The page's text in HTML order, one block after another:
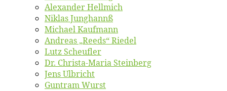
Alex­an­der Hellmich
Ni­klas Junghannß
Mi­cha­el Kaufmann
An­dre­as „Reeds“ Riedel
Lutz Scheuf­ler
Dr. Chris­­ta-Ma­ria Steinberg
Jens Ulb­richt
Gun­tram Wurst